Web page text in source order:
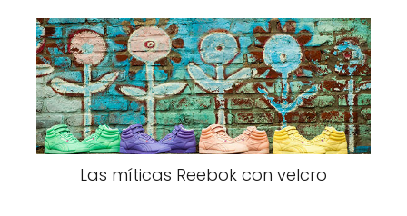
Las míticas Reebok con velcro